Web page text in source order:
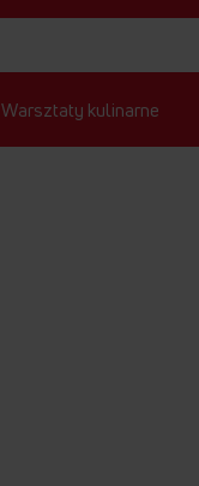
Warsztaty kulinarne